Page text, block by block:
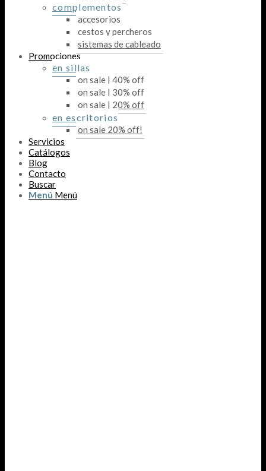
complementos
accesorios
cestos y percheros
sistemas de cableado
Promociones
en sillas
on sale | 40% off
on sale | 30% off
on sale | 20% off
en escritorios
on sale 20% off!
Servicios
Catálogos
Blog
Contacto
Buscar
Menú Menú